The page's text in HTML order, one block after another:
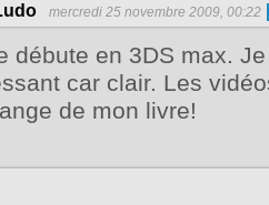
mercredi 25 novembre 2009, 00:22
débute en 3DS max.
car clair. Les
de mon livre!